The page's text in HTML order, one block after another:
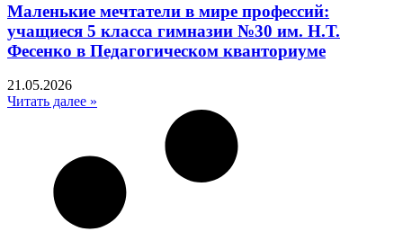
Маленькие мечтатели в мире профессий:
учащиеся 5 класса гимназии №30 им. Н.Т.
Фесенко в Педагогическом кванториуме
21.05.2026
Читать далее »